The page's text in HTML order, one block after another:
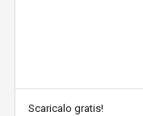
Scaricalo gratis!